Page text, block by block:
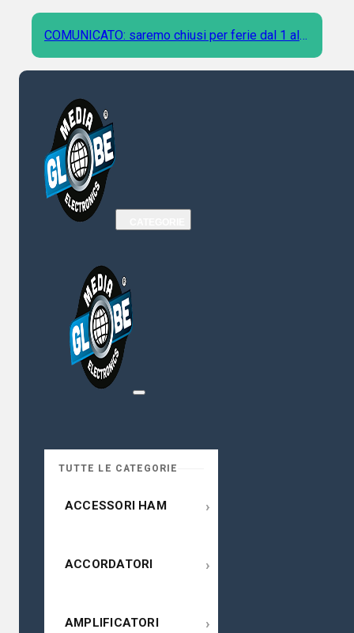
COMUNICATO: saremo chiusi per ferie dal 1 al 9
Agosto
TUTTE LE CATEGORIE
ACCESSORI HAM ›
ACCORDATORI ›
AMPLIFICATORI ›